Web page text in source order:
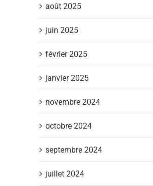
août 2025
juin 2025
février 2025
janvier 2025
novembre 2024
octobre 2024
septembre 2024
juillet 2024